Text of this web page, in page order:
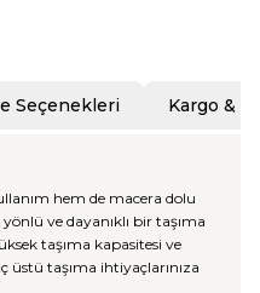
Seçenekleri Kargo &
hem de macera dolu
ve dayanıklı bir taşıma
taşıma kapasitesi ve
taşıma ihtiyaçlarınıza